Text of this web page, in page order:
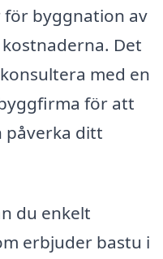
för byggnation av
Det
med en
för att
påverka ditt
du enkelt
erbjuder bastu i